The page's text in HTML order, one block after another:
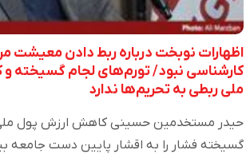
اظهارات نوبخت درباره ربط دادن معیشت
کارشناسی نبود/ تورم‌های لجام گسیخته
ملی ربطی به تحریم‌ها ندارد
حیدر مستخدمین حسینی کاهش ارزش پول
گسیخته فشار را به اقشار پایین دست جامعه